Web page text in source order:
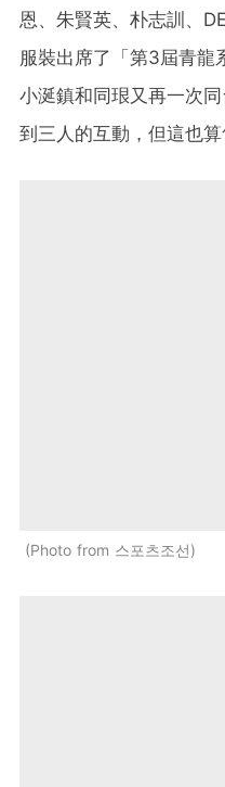
恩、朱賢英、朴志訓、
服裝出席了「第3屆青龍
小涎鎮和同珢又再一次
到三人的互動，但這也
Photo from 스포츠조선